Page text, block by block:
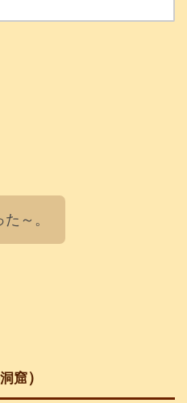
～。
窟）